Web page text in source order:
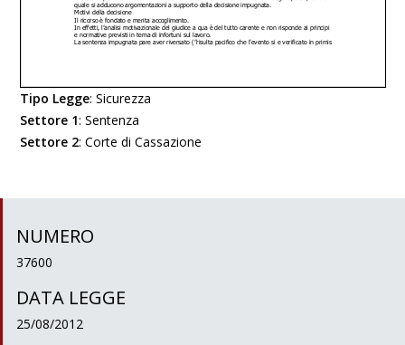
Tipo Legge:Sicurezza
Settore 1:Sentenza
Settore 2:Corte di Cassazione
NUMERO
37600
DATA LEGGE
25/08/2012